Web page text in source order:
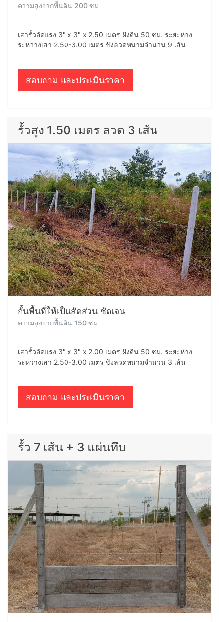
ความสูงจากพื้นดิน 200 ซม
เสารั้วอัดแรง 3" x 3" x 2.50 เมตร ฝังดิน 50 ซม. ระยะห่าง
ระหว่างเสา 2.50-3.00 เมตร ขึงลวดหนามจำนวน 9 เส้น
สอบถาม และประเมินราคา
รั้วสูง 1.50 เมตร ลวด 3 เส้น
กั้นพื้นที่ให้เป็นสัดส่วน ชัดเจน
ความสูงจากพื้นดิน 150 ซม
เสารั้วอัดแรง 3" x 3" x 2.00 เมตร ฝังดิน 50 ซม. ระยะห่าง
ระหว่างเสา 2.50-3.00 เมตร ขึงลวดหนามจำนวน 3 เส้น
สอบถาม และประเมินราคา
รั้ว 7 เส้น + 3 แผ่นทึบ